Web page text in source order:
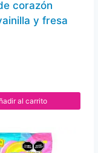
corazón
y fresa
al carrito